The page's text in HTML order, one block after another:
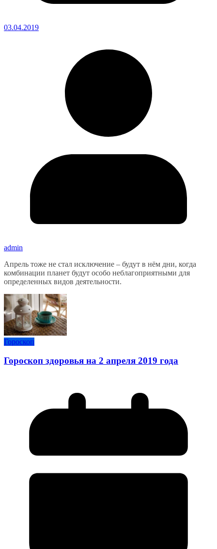
03.04.2019
admin
Апрель тоже не стал исключение – будут в нём дни, когда
комбинации планет будут особо неблагоприятными для
определенных видов деятельности.
Гороскоп
Гороскоп здоровья на 2 апреля 2019 года